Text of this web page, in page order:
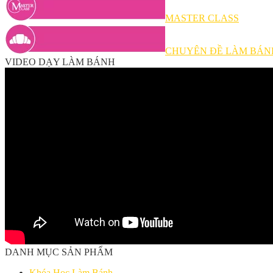
MASTER CLASS
CHUYÊN ĐỀ LÀM
VIDEO DẠY LÀM BÁNH
DANH MỤC SẢN PHẨM